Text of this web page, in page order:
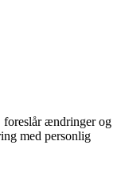
ændringer og
med personlig